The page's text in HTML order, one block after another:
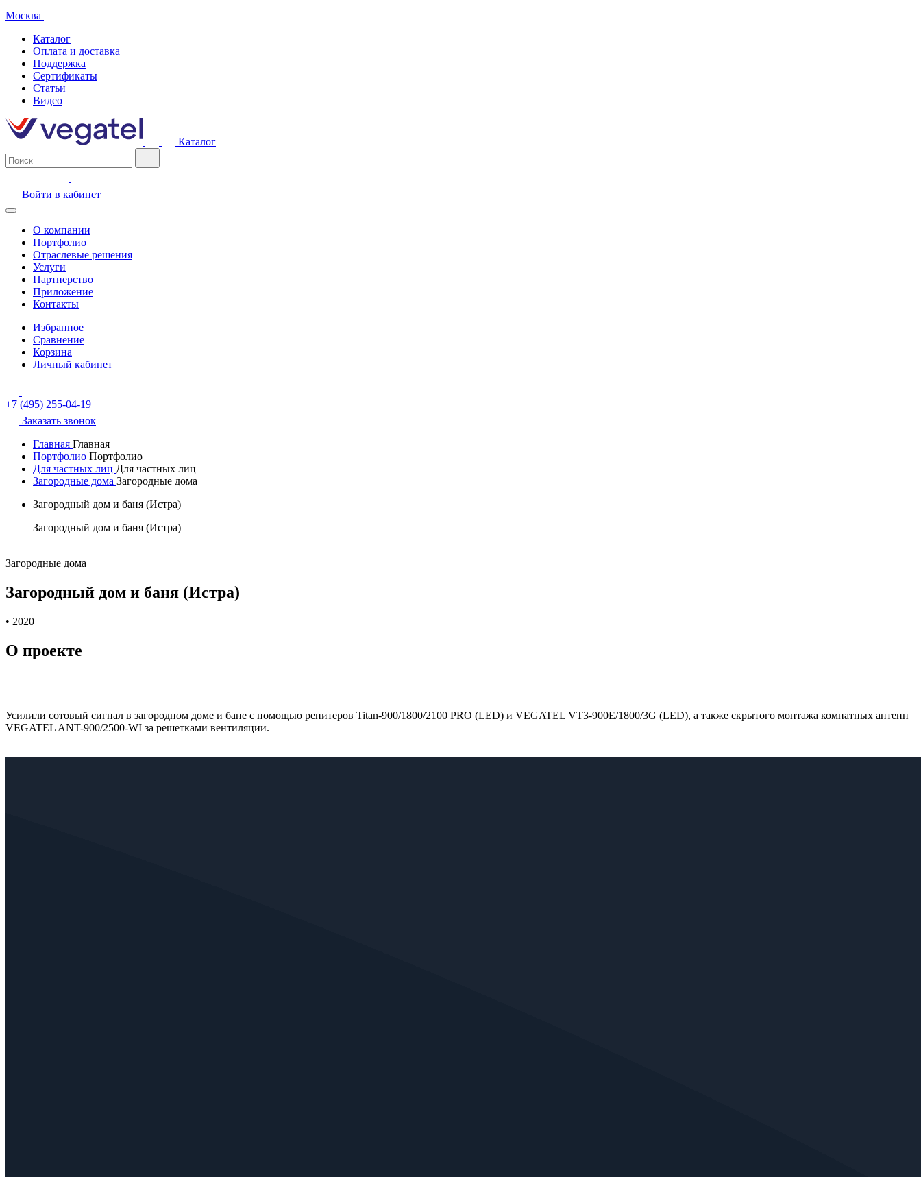
Москва
Каталог
Оплата и доставка
Поддержка
Сертификаты
Статьи
Видео
Каталог
Войти в кабинет
О компании
Портфолио
Отраслевые решения
Услуги
Партнерство
Приложение
Контакты
Избранное
Сравнение
Корзина
Личный кабинет
+7 (495) 255-04-19
Заказать звонок
Главная Главная
Портфолио Портфолио
Для частных лиц Для частных лиц
Загородные дома Загородные дома
Загородный дом и баня (Истра)
Загородный дом и баня (Истра)
Загородные дома
Загородный дом и баня (Истра)
• 2020
О проекте
Усилили сотовый сигнал в загородном доме и бане с помощью репитеров Titan-900/1800/2100 PRO (LED) и VEGATEL VT3-900E/1800/3G (LED), а также скрытого монтажа комнатных антенн
VEGATEL ANT-900/2500-WI за решетками вентиляции.